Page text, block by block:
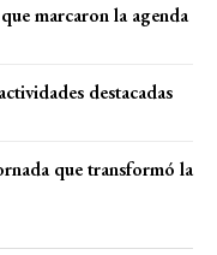
marcaron la agenda
destacadas
que transformó la